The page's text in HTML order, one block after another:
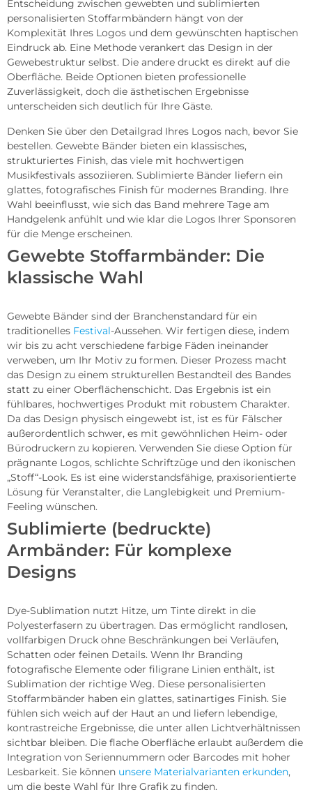
Entscheidung zwischen gewebten und sublimierten
personalisierten Stoffarmbändern hängt von der
Komplexität Ihres Logos und dem gewünschten haptischen
Eindruck ab. Eine Methode verankert das Design in der
Gewebestruktur selbst. Die andere druckt es direkt auf die
Oberfläche. Beide Optionen bieten professionelle
Zuverlässigkeit, doch die ästhetischen Ergebnisse
unterscheiden sich deutlich für Ihre Gäste.
Denken Sie über den Detailgrad Ihres Logos nach, bevor Sie
bestellen. Gewebte Bänder bieten ein klassisches,
strukturiertes Finish, das viele mit hochwertigen
Musikfestivals assoziieren. Sublimierte Bänder liefern ein
glattes, fotografisches Finish für modernes Branding. Ihre
Wahl beeinflusst, wie sich das Band mehrere Tage am
Handgelenk anfühlt und wie klar die Logos Ihrer Sponsoren
für die Menge erscheinen.
Gewebte Stoffarmbänder: Die
klassische Wahl
Gewebte Bänder sind der Branchenstandard für ein
traditionelles Festival-Aussehen. Wir fertigen diese, indem
wir bis zu acht verschiedene farbige Fäden ineinander
verweben, um Ihr Motiv zu formen. Dieser Prozess macht
das Design zu einem strukturellen Bestandteil des Bandes
statt zu einer Oberflächenschicht. Das Ergebnis ist ein
fühlbares, hochwertiges Produkt mit robustem Charakter.
Da das Design physisch eingewebt ist, ist es für Fälscher
außerordentlich schwer, es mit gewöhnlichen Heim- oder
Bürodruckern zu kopieren. Verwenden Sie diese Option für
prägnante Logos, schlichte Schriftzüge und den ikonischen
„Stoff“-Look. Es ist eine widerstandsfähige, praxisorientierte
Lösung für Veranstalter, die Langlebigkeit und Premium-
Feeling wünschen.
Sublimierte (bedruckte)
Armbänder: Für komplexe
Designs
Dye-Sublimation nutzt Hitze, um Tinte direkt in die
Polyesterfasern zu übertragen. Das ermöglicht randlosen,
vollfarbigen Druck ohne Beschränkungen bei Verläufen,
Schatten oder feinen Details. Wenn Ihr Branding
fotografische Elemente oder filigrane Linien enthält, ist
Sublimation der richtige Weg. Diese personalisierten
Stoffarmbänder haben ein glattes, satinartiges Finish. Sie
fühlen sich weich auf der Haut an und liefern lebendige,
kontrastreiche Ergebnisse, die unter allen Lichtverhältnissen
sichtbar bleiben. Die flache Oberfläche erlaubt außerdem die
Integration von Seriennummern oder Barcodes mit hoher
Lesbarkeit. Sie können unsere Materialvarianten erkunden,
um die beste Wahl für Ihre Grafik zu finden.